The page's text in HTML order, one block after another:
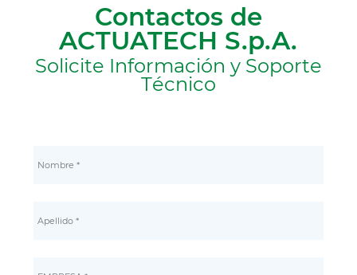
Contactos de
ACTUATECH S.p.A.
Solicite Información y Soporte
Técnico